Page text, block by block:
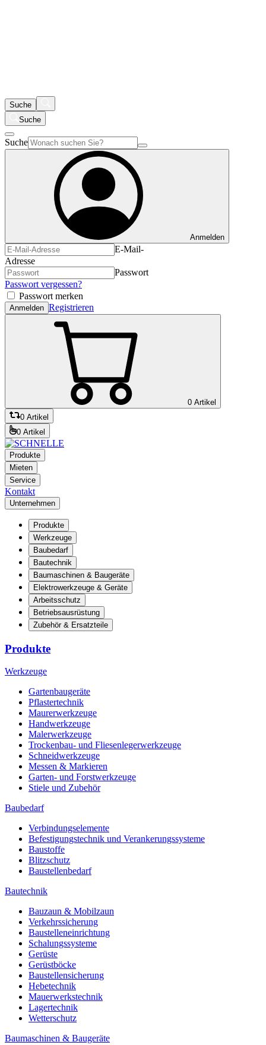
Suche
Suche
Suche
Anmelden
E-Mail-
Adresse
Passwort
Passwort vergessen?
Passwort merken
Anmelden Registrieren
0 Artikel
0 Artikel
0 Artikel
Produkte
Mieten
Service
Kontakt
Unternehmen
Produkte
Werkzeuge
Baubedarf
Bautechnik
Baumaschinen & Baugeräte
Elektrowerkzeuge & Geräte
Arbeitsschutz
Betriebsausrüstung
Zubehör & Ersatzteile
Produkte
Werkzeuge
Gartenbaugeräte
Pflastertechnik
Maurerwerkzeuge
Handwerkzeuge
Malerwerkzeuge
Trockenbau- und Fliesenlegerwerkzeuge
Schneidwerkzeuge
Messen & Markieren
Garten- und Forstwerkzeuge
Stiele und Zubehör
Baubedarf
Verbindungselemente
Befestigungstechnik und Verankerungssysteme
Baustoffe
Blitzschutz
Baustellenbedarf
Bautechnik
Bauzaun & Mobilzaun
Verkehrssicherung
Baustelleneinrichtung
Schalungssysteme
Gerüste
Gerüstböcke
Baustellensicherung
Hebetechnik
Mauerwerkstechnik
Lagertechnik
Wetterschutz
Baumaschinen & Baugeräte